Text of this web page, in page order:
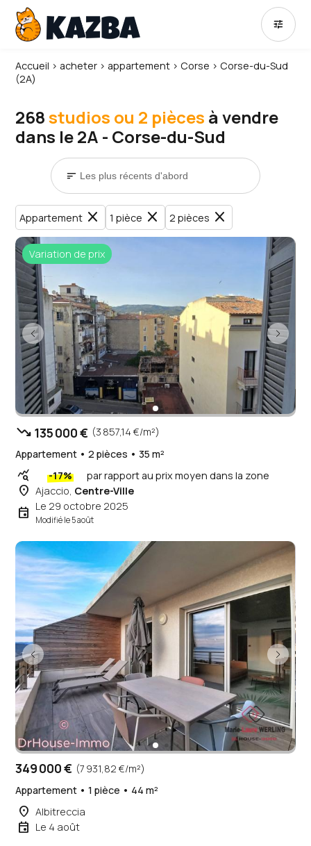
tune
Accueil › acheter › appartement ›Corse ›Corse-du-Sud
(2A)
268studios ou 2 pièces à vendre
dans le 2A - Corse-du-Sud
sort
Appartement close 1 pièce close 2 pièces close
Variation de prix
trending_down 135 000 € (3 857,14 €/m²)
Appartement • 2 pièces • 35 m²
query_stats -17% par rapport au prix moyen dans la zone
place Ajaccio, Centre-Ville
event Le 29 octobre 2025
Modifié le 5 août
349 000 € (7 931,82 €/m²)
Appartement • 1 pièce • 44 m²
place Albitreccia
event Le 4 août